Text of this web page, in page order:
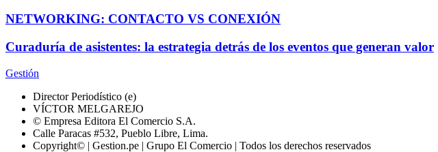
NETWORKING: CONTACTO VS CONEXIÓN
Curaduría de asistentes: la estrategia detrás de los eventos que generan valor
Gestión
Director Periodístico (e)
VÍCTOR MELGAREJO
© Empresa Editora El Comercio S.A.
Calle Paracas #532, Pueblo Libre, Lima.
Copyright© | Gestion.pe | Grupo El Comercio | Todos los derechos reservados